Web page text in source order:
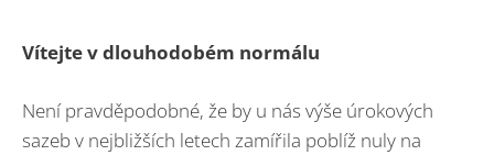
Vítejte v dlouhodobém normálu
Není pravděpodobné, že by u nás výše úrokových
sazeb v nejbližších letech zamířila poblíž nuly na